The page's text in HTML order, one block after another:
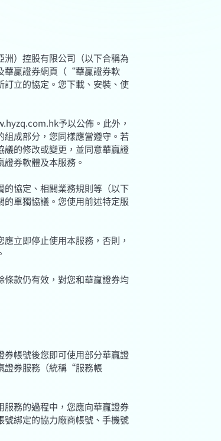
）控股有限公司（以下合稱為
贏證券網頁（“華贏證券軟
立的協定。您下載、安裝、使
予以公佈。此外，
成部分，您同樣應當遵守。若
的修改或變更，並同意華贏證
券軟體及本服務。
的協定、相關業務規則等（以下
單獨協議。您使用前述特定服
立即停止使用本服務，否則，
條款仍有效，對您和華贏證券均
券帳號後您即可使用部分華贏證
證券服務（統稱“服務帳
服務的過程中，您應向華贏證券
綁定的協力廠商帳號、手機號